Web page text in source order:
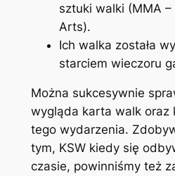
sztuki walki (MMA
Arts).
Ich walka została
starciem wieczoru
Można sukcesywnie
wygląda karta walk oraz
tego wydarzenia.
tym, KSW kiedy się
czasie, powinniśmy też